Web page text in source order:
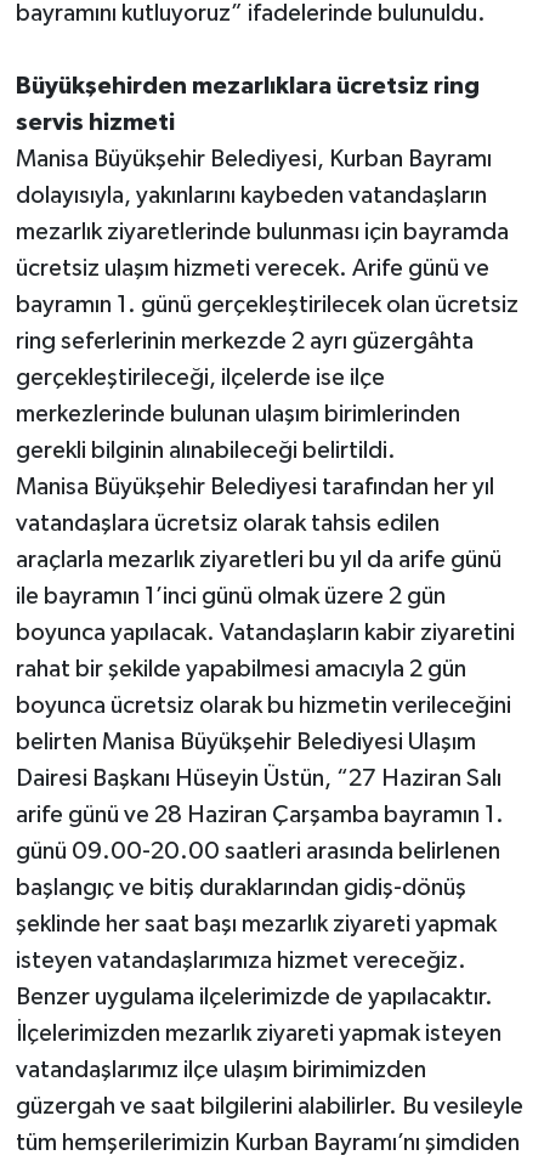
bayramını kutluyoruz” ifadelerinde bulunuldu.
Büyükşehirden mezarlıklara ücretsiz ring
servis hizmeti
Manisa Büyükşehir Belediyesi, Kurban Bayramı
dolayısıyla, yakınlarını kaybeden vatandaşların
mezarlık ziyaretlerinde bulunması için bayramda
ücretsiz ulaşım hizmeti verecek. Arife günü ve
bayramın 1. günü gerçekleştirilecek olan ücretsiz
ring seferlerinin merkezde 2 ayrı güzergâhta
gerçekleştirileceği, ilçelerde ise ilçe
merkezlerinde bulunan ulaşım birimlerinden
gerekli bilginin alınabileceği belirtildi.
Manisa Büyükşehir Belediyesi tarafından her yıl
vatandaşlara ücretsiz olarak tahsis edilen
araçlarla mezarlık ziyaretleri bu yıl da arife günü
ile bayramın 1’inci günü olmak üzere 2 gün
boyunca yapılacak. Vatandaşların kabir ziyaretini
rahat bir şekilde yapabilmesi amacıyla 2 gün
boyunca ücretsiz olarak bu hizmetin verileceğini
belirten Manisa Büyükşehir Belediyesi Ulaşım
Dairesi Başkanı Hüseyin Üstün, “27 Haziran Salı
arife günü ve 28 Haziran Çarşamba bayramın 1.
günü 09.00-20.00 saatleri arasında belirlenen
başlangıç ve bitiş duraklarından gidiş-dönüş
şeklinde her saat başı mezarlık ziyareti yapmak
isteyen vatandaşlarımıza hizmet vereceğiz.
Benzer uygulama ilçelerimizde de yapılacaktır.
İlçelerimizden mezarlık ziyareti yapmak isteyen
vatandaşlarımız ilçe ulaşım birimimizden
güzergah ve saat bilgilerini alabilirler. Bu vesileyle
tüm hemşerilerimizin Kurban Bayramı’nı şimdiden